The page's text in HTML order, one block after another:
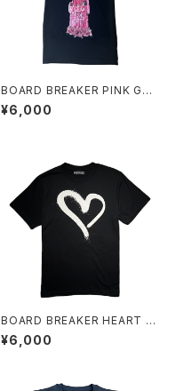
BOARD BREAKER PINK GRA
VE TEE
¥6,000
BOARD BREAKER HEART S
PRAY TEE
¥6,000